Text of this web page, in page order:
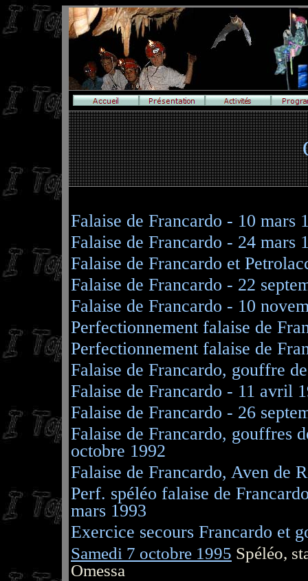
Falaise de Francardo - 10 mars
Falaise de Francardo - 24 mars
Falaise de Francardo et
Falaise de Francardo - 22
Falaise de Francardo - 10
Perfectionnement falaise de
Perfectionnement falaise de
Falaise de Francardo, gouffre
Falaise de Francardo - 11 avril
Falaise de Francardo - 26
Falaise de Francardo, gouffres
octobre 1992
Falaise de Francardo, Aven de
Perf. spéléo falaise de
mars 1993
Exercice secours Francardo et
Samedi 7 octobre 1995 Spéléo,
Omessa